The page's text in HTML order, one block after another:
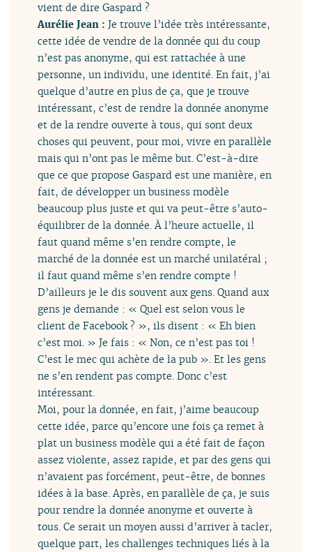
vient de dire Gaspard ?
Aurélie Jean :Je trouve l’idée très intéressante,
cette idée de vendre de la donnée qui du coup
n’est pas anonyme, qui est rattachée à une
personne, un individu, une identité. En fait, j’ai
quelque d’autre en plus de ça, que je trouve
intéressant, c’est de rendre la donnée anonyme
et de la rendre ouverte à tous, qui sont deux
choses qui peuvent, pour moi, vivre en parallèle
mais qui n’ont pas le même but. C’est-à-dire
que ce que propose Gaspard est une manière, en
fait, de développer un business modèle
beaucoup plus juste et qui va peut-être s’auto-
équilibrer de la donnée. À l’heure actuelle, il
faut quand même s’en rendre compte, le
marché de la donnée est un marché unilatéral ;
il faut quand même s’en rendre compte !
D’ailleurs je le dis souvent aux gens. Quand aux
gens je demande : « Quel est selon vous le
client de Facebook ? », ils disent : « Eh bien
c’est moi. » Je fais : « Non, ce n’est pas toi !
C’est le mec qui achète de la pub ». Et les gens
ne s’en rendent pas compte. Donc c’est
intéressant.
Moi, pour la donnée, en fait, j’aime beaucoup
cette idée, parce qu’encore une fois ça remet à
plat un business modèle qui a été fait de façon
assez violente, assez rapide, et par des gens qui
n’avaient pas forcément, peut-être, de bonnes
idées à la base. Après, en parallèle de ça, je suis
pour rendre la donnée anonyme et ouverte à
tous. Ce serait un moyen aussi d’arriver à tacler,
quelque part, les challenges techniques liés à la